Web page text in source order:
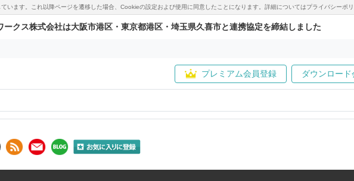
います。これ以降ページを遷移した場合、Cookieの設定および使用に同意したことになります。詳細についてはプライバシーポ
ークス株式会社は大阪市港区・東京都港区・埼玉県久喜市と連携協定を締結しました
プレミアム会員登録 ダウンロー